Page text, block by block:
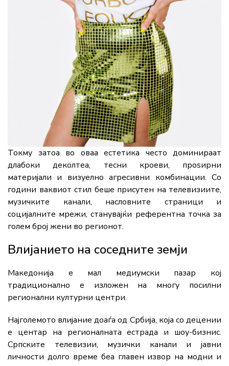
Токму затоа во оваа естетика често доминираат
длабоки деколтеа, тесни кроеви, проѕирни
материјали и визуелно агресивни комбинации. Со
години ваквиот стил беше присутен на телевизиите,
музичките канали, насловните страници и
социјалните мрежи, станувајќи референтна точка за
голем број жени во регионот.
Влијанието на соседните земји
Македонија е мал медиумски пазар кој
традиционално е изложен на многу посилни
регионални културни центри.
Најголемото влијание доаѓа од Србија, која со децении
е центар на регионалната естрада и шоу-бизнис.
Српските телевизии, музички канали и јавни
личности долго време беа главен извор на модни и